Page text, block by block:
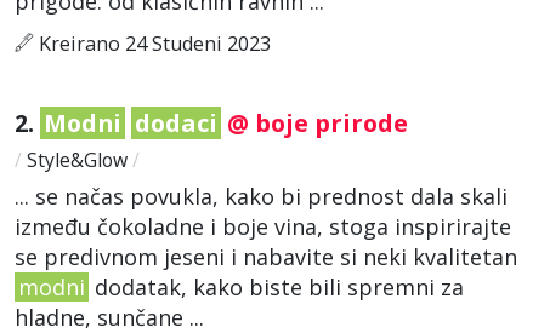
Kreirano 24 Studeni 2023
2. Modni dodaci @ boje prirode
/ Style&Glow/
... se načas povukla, kako bi prednost dala skali
između čokoladne i boje vina, stoga inspirirajte
se predivnom jeseni i nabavite si neki kvalitetan
modni dodatak, kako biste bili spremni za
hladne, sunčane ...